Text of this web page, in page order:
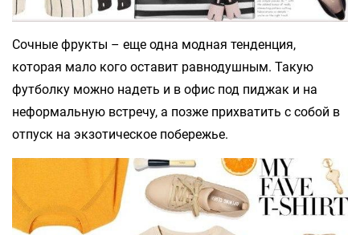
Сочные фрукты – еще одна модная тенденция,
которая мало кого оставит равнодушным. Такую
футболку можно надеть и в офис под пиджак и на
неформальную встречу, а позже прихватить с собой в
отпуск на экзотическое побережье.